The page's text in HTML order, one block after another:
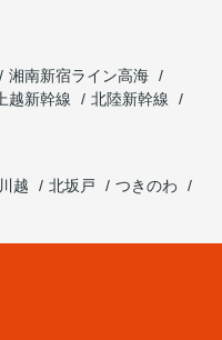
湘南新宿ライン高海
上越新幹線
北陸新幹線
川越 北坂戸
つきのわ